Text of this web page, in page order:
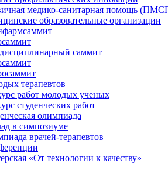
медико-санитарная помощь
образовательные организации
саммит
терапевтов
работ молодых ученых
студенческих работ
олимпиада
в симпозиуме
врачей-терапевтов
«От технологии к качеству»